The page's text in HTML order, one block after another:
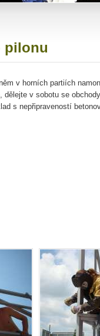
pilonu
v horních partiích
v sobotu se
s nepřipraveností